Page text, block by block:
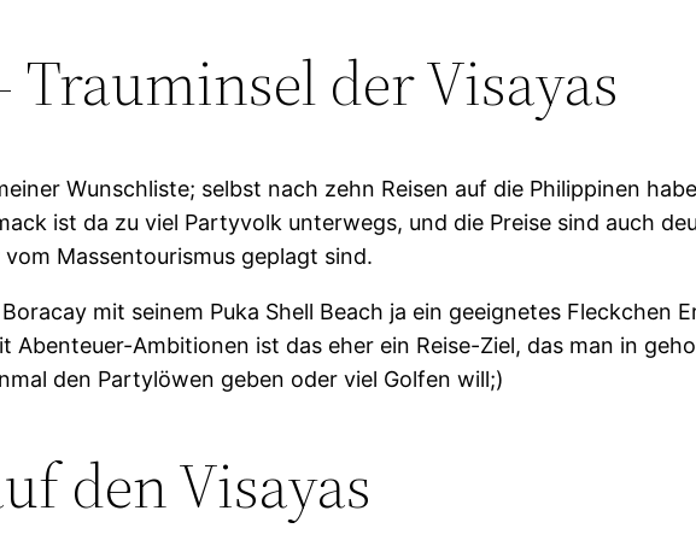
Trauminsel der Visayas
Wunschliste; selbst nach zehn Reisen auf die Philippinen
ist da zu viel Partyvolk unterwegs, und die Preise sind auch
Massentourismus geplagt sind.
mit seinem Puka Shell Beach ja ein geeignetes Fleckchen
Abenteuer-Ambitionen ist das eher ein Reise-Ziel, das man in
den Partylöwen geben oder viel Golfen will;)
den Visayas